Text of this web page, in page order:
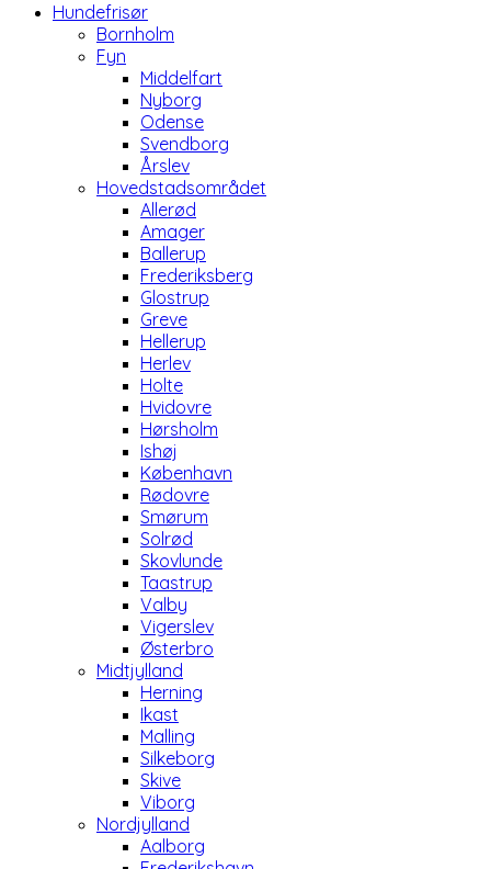
Hundefrisør
Bornholm
Fyn
Middelfart
Nyborg
Odense
Svendborg
Årslev
Hovedstadsområdet
Allerød
Amager
Ballerup
Frederiksberg
Glostrup
Greve
Hellerup
Herlev
Holte
Hvidovre
Hørsholm
Ishøj
København
Rødovre
Smørum
Solrød
Skovlunde
Taastrup
Valby
Vigerslev
Østerbro
Midtjylland
Herning
Ikast
Malling
Silkeborg
Skive
Viborg
Nordjylland
Aalborg